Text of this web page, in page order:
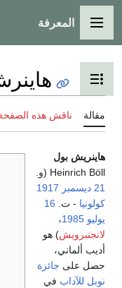
القائمة الرئيسية
المعرفة
تبديل عرض جدول
مقالة ناقش هذه
هاينريش بول
Heinrich Böll (و.
21 ديسمبر
1917
كولونيا - ت. 16
يوليو 1985،
لانجنبرويش) هو
أديب ألماني،
حصل على جائزة
نوبل للآداب في